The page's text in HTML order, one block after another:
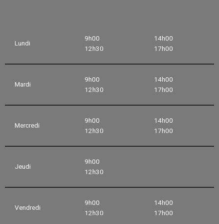
Lundi
9h00
12h30
14h00
17h00
Mardi
9h00
12h30
14h00
17h00
Mercredi
9h00
12h30
14h00
17h00
Jeudi
9h00
12h30
Vendredi
9h00
12h30
14h00
17h00